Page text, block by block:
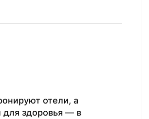
отели, а
здоровья — в